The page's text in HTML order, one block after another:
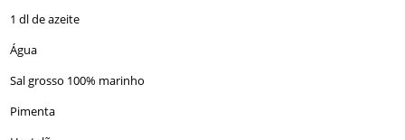
1 dl de azeite
Água
Sal grosso 100% marinho
Pimenta